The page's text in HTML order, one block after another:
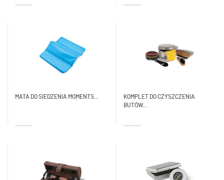
MATA DO SIEDZENIA MOMENTS...
KOMPLET DO CZYSZCZENIA
BUTÓW...